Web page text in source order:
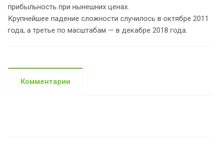
прибыльность при нынешних ценах.
Крупнейшее падение сложности случилось в октябре 2011
года, а третье по масштабам — в декабре 2018 года.
Комментарии